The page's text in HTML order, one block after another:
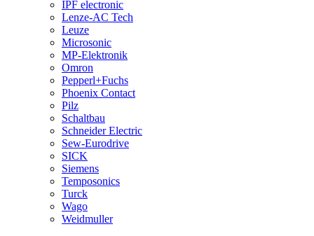
IPF electronic
Lenze-AC Tech
Leuze
Microsonic
MP-Elektronik
Omron
Pepperl+Fuchs
Phoenix Contact
Pilz
Schaltbau
Schneider Electric
Sew-Eurodrive
SICK
Siemens
Temposonics
Turck
Wago
Weidmuller